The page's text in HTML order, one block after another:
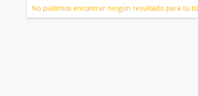
No pudimos encontrar ningún resultado para tu